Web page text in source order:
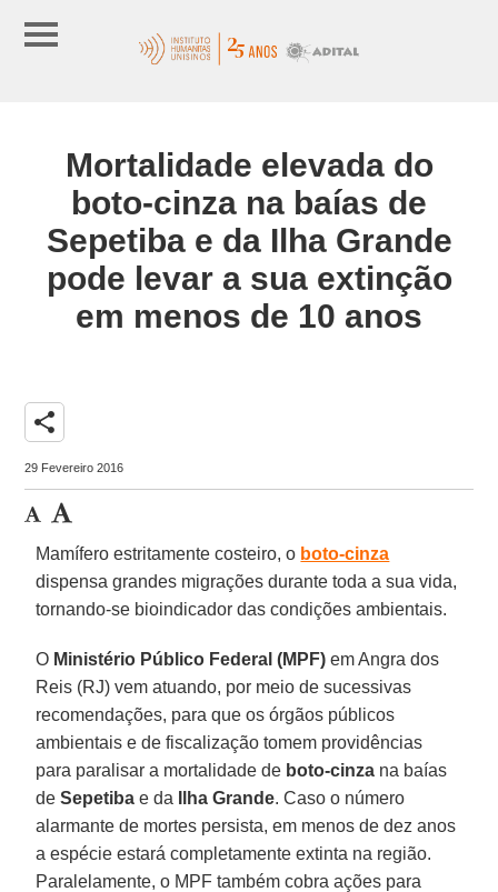
Mortalidade elevada do
boto-cinza na baías de
Sepetiba e da Ilha Grande
pode levar a sua extinção
em menos de 10 anos
share
29 Fevereiro 2016
Mamífero estritamente costeiro, o boto-cinza
dispensa grandes migrações durante toda a sua vida,
tornando-se bioindicador das condições ambientais.
O Ministério Público Federal (MPF) em Angra dos
Reis (RJ) vem atuando, por meio de sucessivas
recomendações, para que os órgãos públicos
ambientais e de fiscalização tomem providências
para paralisar a mortalidade de boto-cinza na baías
deSepetiba e da Ilha Grande. Caso o número
alarmante de mortes persista, em menos de dez anos
a espécie estará completamente extinta na região.
Paralelamente, o MPF também cobra ações para